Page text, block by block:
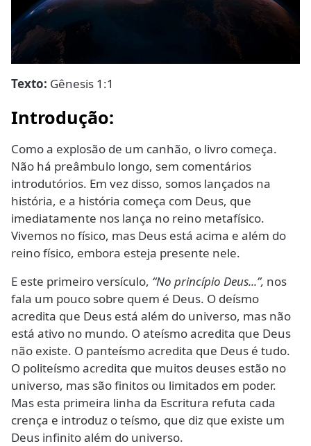
Texto: Gênesis 1:1
Introdução:
Como a explosão de um canhão, o livro começa.
Não há preâmbulo longo, sem comentários
introdutórios. Em vez disso, somos lançados na
história, e a história começa com Deus, que
imediatamente nos lança no reino metafísico.
Vivemos no físico, mas Deus está acima e além do
reino físico, embora esteja presente nele.
E este primeiro versículo, “No princípio Deus...”, nos
fala um pouco sobre quem é Deus. O deísmo
acredita que Deus está além do universo, mas não
está ativo no mundo. O ateísmo acredita que Deus
não existe. O panteísmo acredita que Deus é tudo.
O politeísmo acredita que muitos deuses estão no
universo, mas são finitos ou limitados em poder.
Mas esta primeira linha da Escritura refuta cada
crença e introduz o teísmo, que diz que existe um
Deus infinito além do universo.